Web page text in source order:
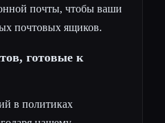
почты, чтобы ваши
почтовых ящиков.
готовые к
в политиках